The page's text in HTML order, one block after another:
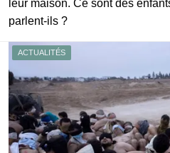
leur maison. Ce sont des
parlent-ils ?
ACTUALITÉS